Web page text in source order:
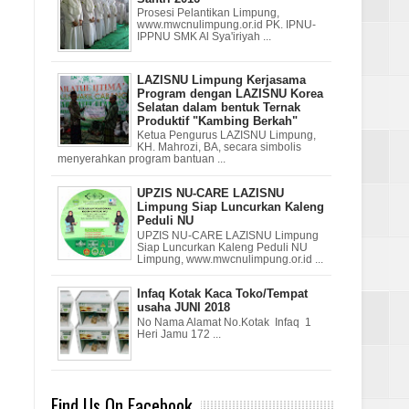
Prosesi Pelantikan Limpung,
www.mwcnulimpung.or.id PK. IPNU-
IPPNU SMK Al Sya'iriyah ...
LAZISNU Limpung Kerjasama
Program dengan LAZISNU Korea
Selatan dalam bentuk Ternak
Produktif "Kambing Berkah"
Ketua Pengurus LAZISNU Limpung,
KH. Mahrozi, BA, secara simbolis
menyerahkan program bantuan ...
UPZIS NU-CARE LAZISNU
Limpung Siap Luncurkan Kaleng
Peduli NU
UPZIS NU-CARE LAZISNU Limpung
Siap Luncurkan Kaleng Peduli NU
Limpung, www.mwcnulimpung.or.id ...
Infaq Kotak Kaca Toko/Tempat
usaha JUNI 2018
No Nama Alamat No.Kotak Infaq 1
Heri Jamu 172 ...